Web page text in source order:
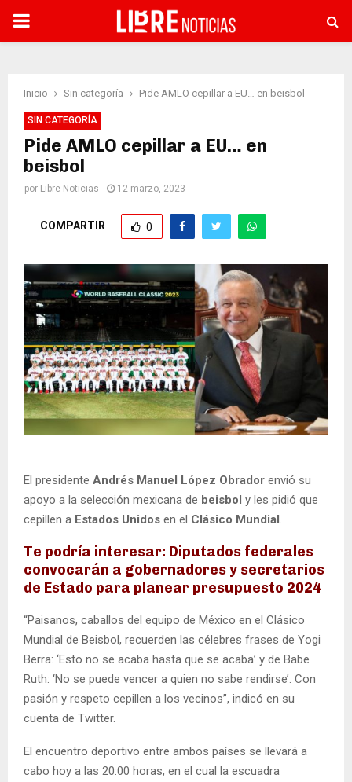
PRIMARY
Inicio Sin categoría Pide AMLO cepillar a EU… en beisbol
SIN CATEGORÍA
Pide AMLO cepillar a EU… en
beisbol
por Libre Noticias 12 marzo, 2023
COMPARTIR 0
El presidente Andrés Manuel López Obrador envió su
apoyo a la selección mexicana de beisbol y les pidió que
cepillen a Estados Unidos en el Clásico Mundial.
Te podría interesar: Diputados federales
convocarán a gobernadores y secretarios
de Estado para planear presupuesto 2024
“Paisanos, caballos del equipo de México en el Clásico
Mundial de Beisbol, recuerden las célebres frases de Yogi
Berra: ‘Esto no se acaba hasta que se acaba’ y de Babe
Ruth: ‘No se puede vencer a quien no sabe rendirse’. Con
pasión y respeto cepillen a los vecinos”, indicó en su
cuenta de Twitter.
El encuentro deportivo entre ambos países se llevará a
cabo hoy a las 20:00 horas, en el cual la escuadra